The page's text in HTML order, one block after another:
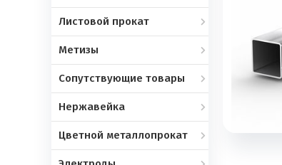
Листовой прокат
Метизы
Сопутствующие товары
Нержавейка
Цветной металлопрокат